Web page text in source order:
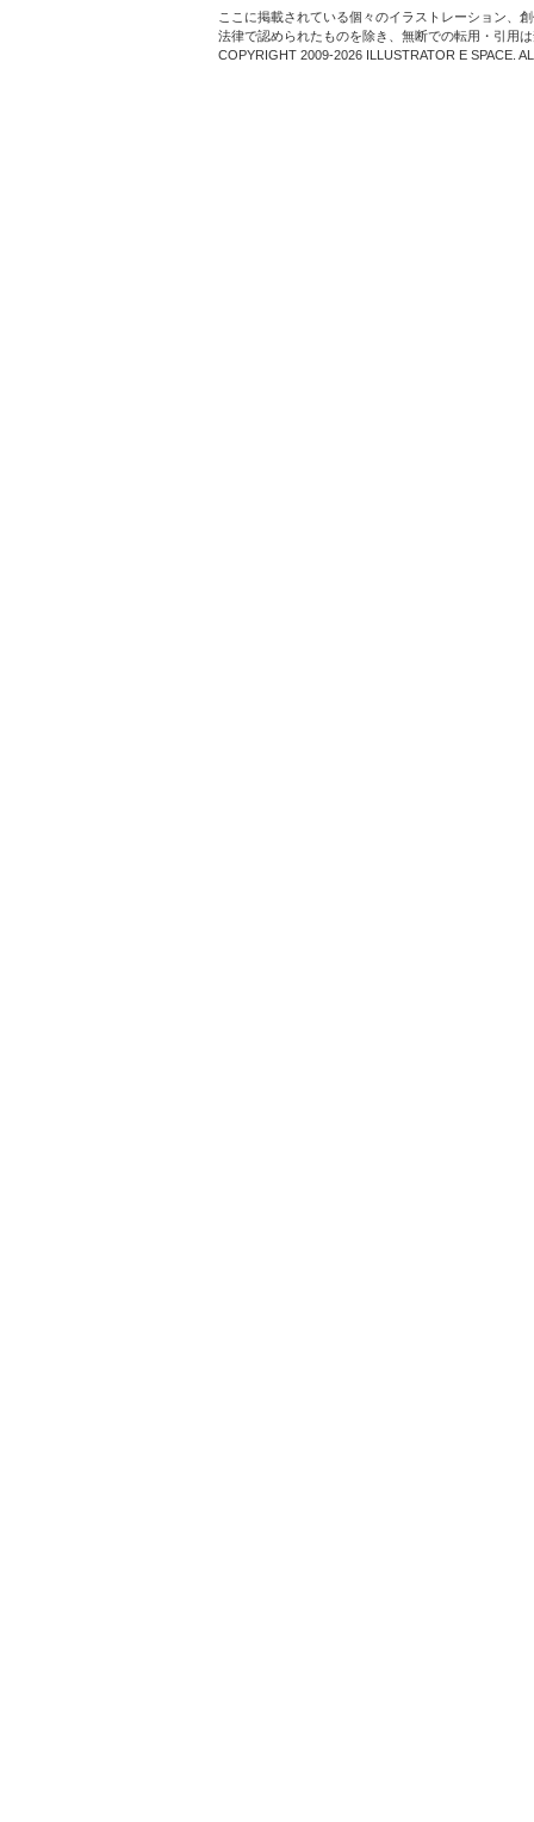
ここに掲載されている個々のイラストレーション、
法律で認められたものを除き、無断での転用・引用
COPYRIGHT 2009-2026 ILLUSTRATOR E SPACE.